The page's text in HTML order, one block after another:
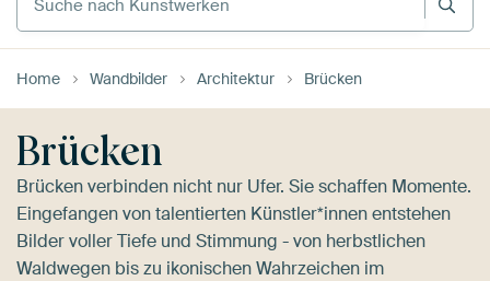
Home Wandbilder Architektur Brücken
Brücken
Brücken verbinden nicht nur Ufer. Sie schaffen Momente.
Eingefangen von talentierten Künstler*innen entstehen
Bilder voller Tiefe und Stimmung - von herbstlichen
Waldwegen bis zu ikonischen Wahrzeichen im